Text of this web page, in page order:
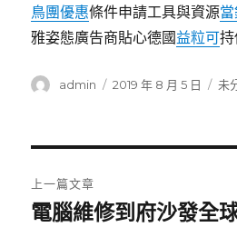
鳥團優惠條件申請工具與資源
雅姿態廣告商貼心德國益粒可
作
admin
發
2019 年 8 月 5 日
分
未
章
上一篇文章
上
電腦維修到府沙發全